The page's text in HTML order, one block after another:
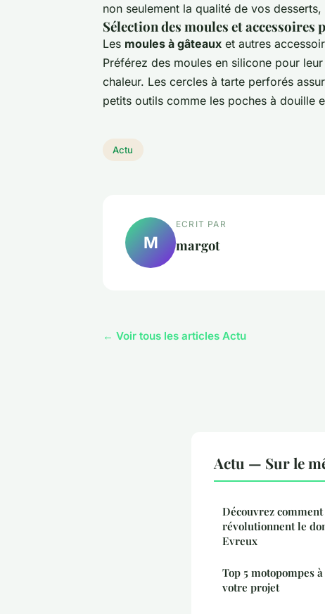
non seulement la qualité de vos
Sélection des moules et accessoires
Les moules à gâteaux et autres
Préférez des moules en silicone pour
chaleur. Les cercles à tarte perforés
petits outils comme les poches à douille
Actu
M
ECRIT PAR
margot
← Voir tous les articles Actu
Actu — Sur le
Découvrez
révolutionnent le
Evreux
Top 5 motopompes
votre projet